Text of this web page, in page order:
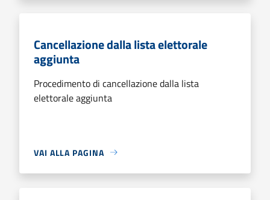
Cancellazione dalla lista elettorale
aggiunta
Procedimento di cancellazione dalla lista
elettorale aggiunta
VAI ALLA PAGINA